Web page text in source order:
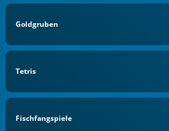
Goldgruben
Tetris
Fischfangspiele